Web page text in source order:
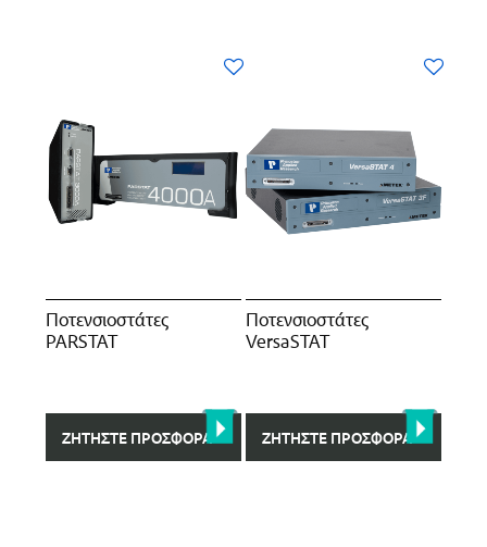
Ποτενσιοστάτες
PARSTAT
ΖΗΤΉΣΤΕ ΠΡΟΣΦΟΡΆ
Ποτενσιοστάτες
VersaSTAT
ΖΗΤΉΣΤΕ ΠΡΟΣΦΟΡΆ